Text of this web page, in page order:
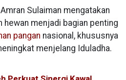
Sulaiman mengatakan
hewan menjadi bagian penting
pangan nasional, khususnya
menjelang Iduladha.